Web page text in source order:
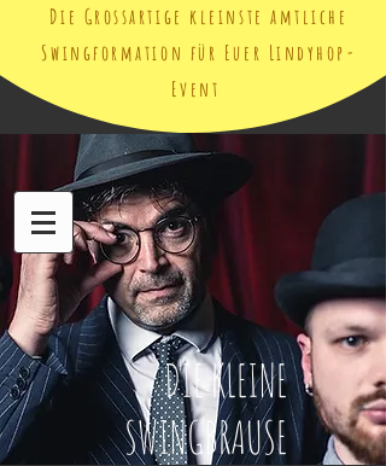
Die Grossartige kleinste amtliche
Swingformation für Euer Lindyhop-
Event
DIE KLEINE
SWINGBRAUSE